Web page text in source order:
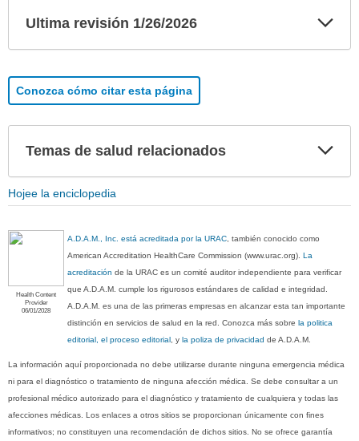
Ultima revisión 1/26/2026
Conozca cómo citar esta página
Temas de salud relacionados
Hojee la enciclopedia
Health Content
Provider
06/01/2028
A.D.A.M., Inc. está acreditada por la URAC, también conocido como
American Accreditation HealthCare Commission (www.urac.org).La
acreditación de la URAC es un comité auditor independiente para verificar
que A.D.A.M. cumple los rigurosos estándares de calidad e integridad.
A.D.A.M. es una de las primeras empresas en alcanzar esta tan importante
distinción en servicios de salud en la red. Conozca más sobrela politica
editorial, el proceso editorial, yla poliza de privacidad de A.D.A.M.
La información aquí proporcionada no debe utilizarse durante ninguna emergencia médica
ni para el diagnóstico o tratamiento de ninguna afección médica. Se debe consultar a un
profesional médico autorizado para el diagnóstico y tratamiento de cualquiera y todas las
afecciones médicas. Los enlaces a otros sitios se proporcionan únicamente con fines
informativos; no constituyen una recomendación de dichos sitios. No se ofrece garantía